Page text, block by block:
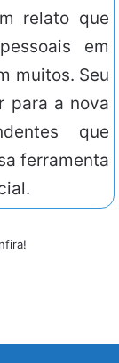
relato que
em
muitos. Seu
para a nova
que
ferramenta